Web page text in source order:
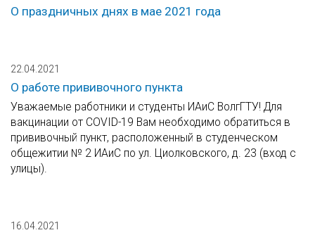
О праздничных днях в мае 2021 года
22.04.2021
О работе прививочного пункта
Уважаемые работники и студенты ИАиС ВолгГТУ! Для
вакцинации от COVID-19 Вам необходимо обратиться в
прививочный пункт, расположенный в студенческом
общежитии № 2 ИАиС по ул. Циолковского, д. 23 (вход с
улицы).
16.04.2021